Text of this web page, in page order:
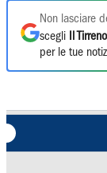
Non lasciare
scegli
Il Tirreno
per le tue